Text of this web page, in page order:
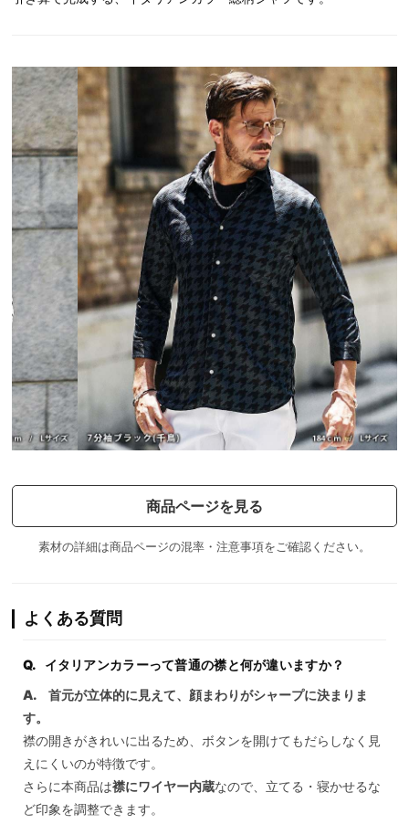
商品ページを見る
素材の詳細は商品ページの混率・注意事項をご確認ください。
よくある質問
イタリアンカラーって普通の襟と何が違いますか？
首元が立体的に見えて、顔まわりがシャープに決まりま
す。
襟の開きがきれいに出るため、ボタンを開けてもだらしなく見
えにくいのが特徴です。
さらに本商品は襟にワイヤー内蔵なので、立てる・寝かせるな
ど印象を調整できます。